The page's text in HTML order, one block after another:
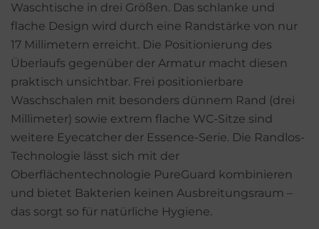
Waschtische in drei Größen. Das schlanke und
flache Design wird durch eine Randstärke von nur
17 Millimetern erreicht. Die Positionierung des
Überlaufs gegenüber der Armatur macht diesen
praktisch unsichtbar. Frei positionierbare
Waschschalen mit besonders dünnem Rand (drei
Millimeter) sowie extrem flache WC-Sitze sind
weitere Eyecatcher der Essence-Serie. Die Randlos-
Technologie lässt sich mit der
Oberflächentechnologie PureGuard kombinieren
und bietet Bakterien keinen Ausbreitungsraum –
das sorgt so für natürliche Hygiene.